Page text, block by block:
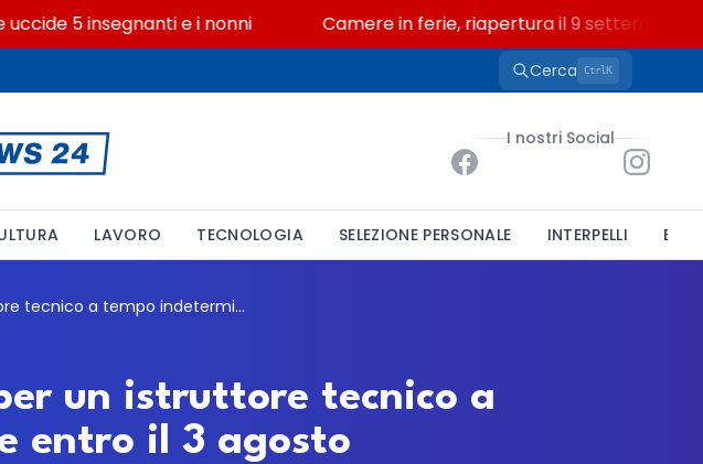
5 insegnanti e i nonni Camere in ferie, riapertura il 9 settembre tra
Cerca CtrlK
I nostri Social
LAVORO TECNOLOGIA SELEZIONE PERSONALE INTERPELLI
Comune di Vimodrone, bando per un istruttore tecnico a tempo indeterminato: domande entro il 3 agosto
un istruttore tecnico a
entro il 3 agosto